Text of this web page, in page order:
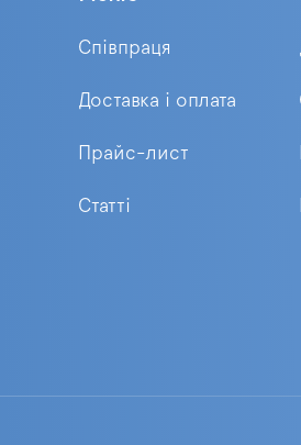
Співпраця
Доставка і оплата
Прайс-лист
Статті